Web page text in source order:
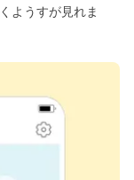
ようすが見れま